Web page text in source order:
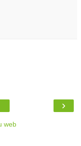
›
web